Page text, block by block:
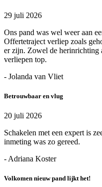
29 juli 2026
Ons pand was wel weer aan
Offertetraject verliep zoals
er zijn. Zowel de herinrichting
verliepen top.
- Jolanda van Vliet
Betrouwbaar en vlug
20 juli 2026
Schakelen met een expert is
inmeting was zo gereed.
- Adriana Koster
Volkomen nieuw pand lijkt het!